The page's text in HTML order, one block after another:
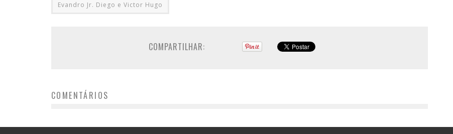
Evandro Jr. Diego e Victor Hugo
COMPARTILHAR:
COMENTÁRIOS